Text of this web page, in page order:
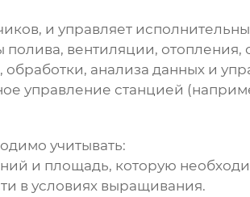
и управляет
вентиляции,
анализа данных и
управление станцией
учитывать:
и площадь, которую
в условиях выращивания.